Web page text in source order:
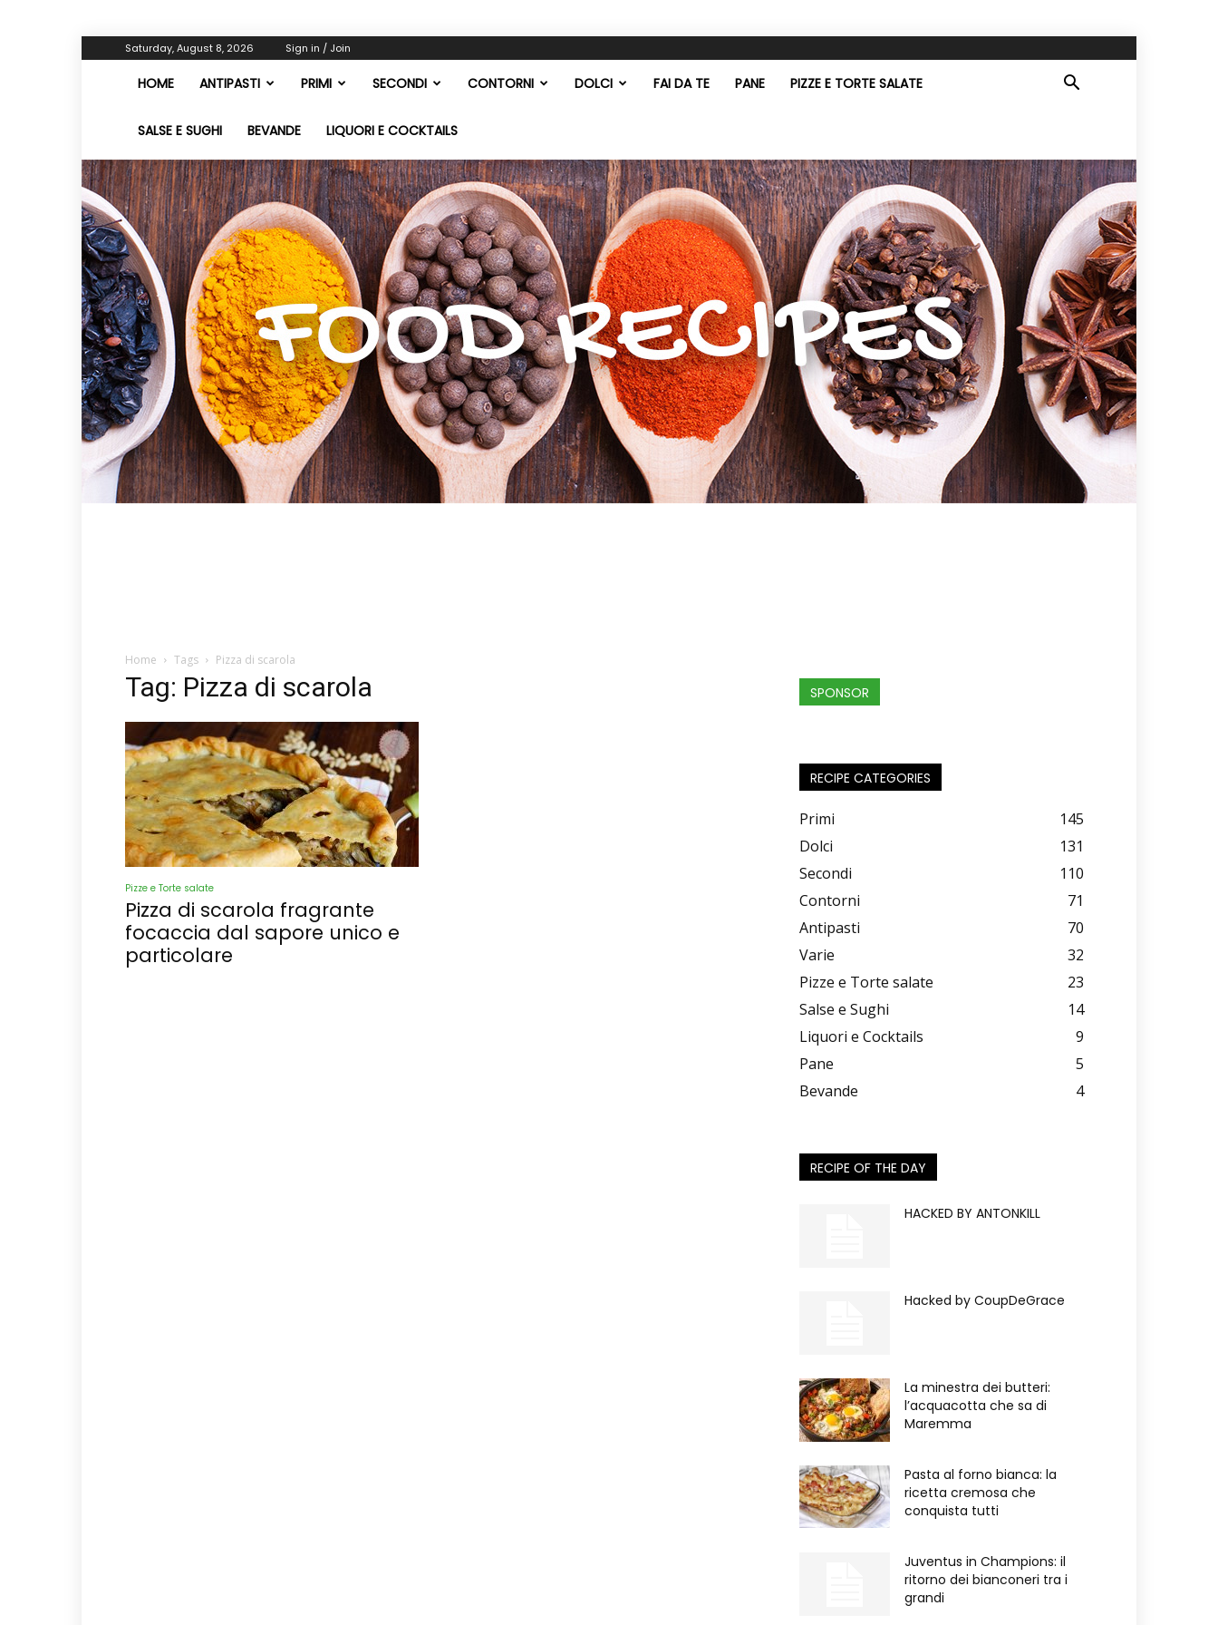
Saturday, August 8, 2026 Sign in / Join
HOME ANTIPASTI PRIMI SECONDI CONTORNI DOLCI FAI DA TE PANE PIZZE E TORTE SALATE
SALSE E SUGHI BEVANDE LIQUORI E COCKTAILS
Home Tags Pizza di scarola
Tag: Pizza di scarola
Pizze e Torte salate
Pizza di scarola fragrante
focaccia dal sapore unico e
particolare
SPONSOR
RECIPE CATEGORIES
Primi
145
Dolci
131
Secondi
110
Contorni
71
Antipasti
70
Varie
32
Pizze e Torte salate
23
Salse e Sughi
14
Liquori e Cocktails
9
Pane
5
Bevande
4
RECIPE OF THE DAY
HACKED BY ANTONKILL
Hacked by CoupDeGrace
La minestra dei butteri:
l’acquacotta che sa di
Maremma
Pasta al forno bianca: la
ricetta cremosa che
conquista tutti
Juventus in Champions: il
ritorno dei bianconeri tra i
grandi